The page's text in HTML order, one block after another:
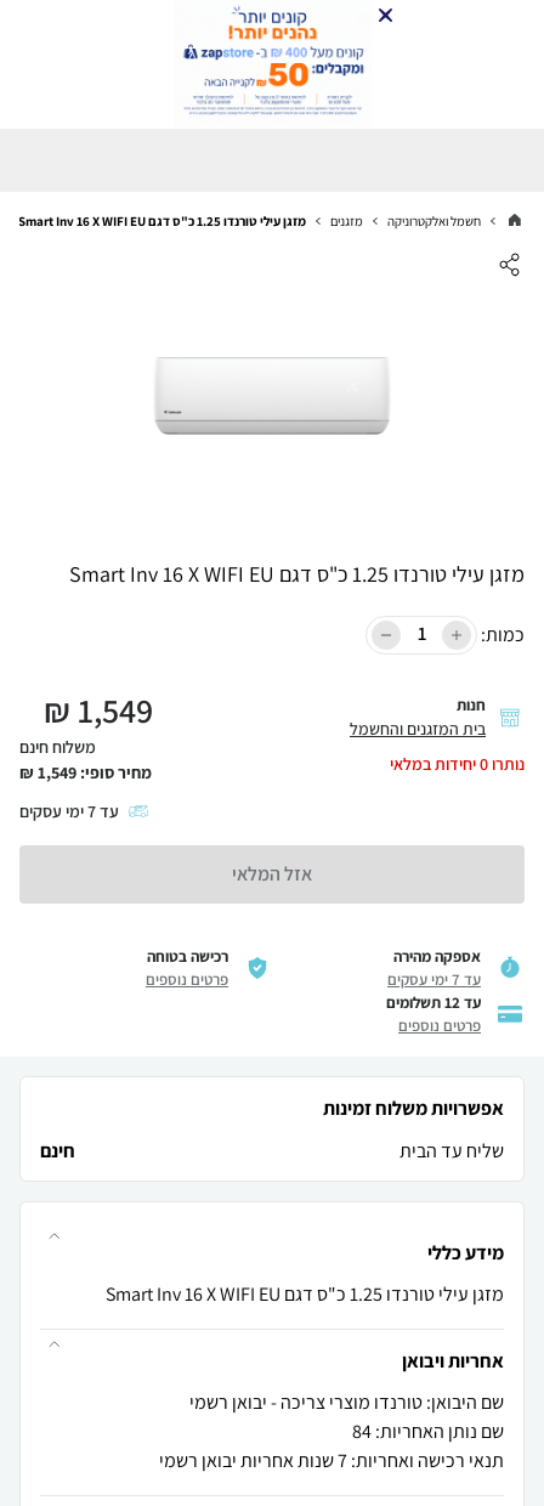
חשמל ואלקטרוניקה מזגנים מזגן עילי טורנדו 1.25 כ"ס דגם Smart Inv 16 X WIFI EU
מזגן עילי טורנדו 1.25 כ"ס דגם Smart Inv 16 X WIFI EU
כמות:
חנות
בית המזגנים והחשמל
נותרו0יחידות במלאי
1,549
₪
משלוח חינם
מחיר סופי: 1,549
₪
עד7ימי עסקים
אזל המלאי
אספקה מהירה
עד 7 ימי עסקים
רכישה בטוחה
פרטים נוספים
עד 12 תשלומים
פרטים נוספים
אפשרויות משלוח זמינות
שליח עד הבית
חינם
מידע כללי
מזגן עילי טורנדו 1.25 כ"ס דגם Smart Inv 16 X WIFI EU
אחריות ויבואן
שם היבואן: טורנדו מוצרי צריכה - יבואן רשמי
שם נותן האחריות: 84
תנאי רכישה ואחריות: 7 שנות אחריות יבואן רשמי